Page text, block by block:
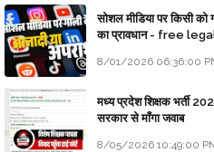
सोशल मीडिया पर किसी
का प्रावधान - free
8/01/2026 06:36:00
मध्य प्रदेश शिक्षक भर्ती
सरकार से माँगा जवाब
8/05/2026 10:49:00